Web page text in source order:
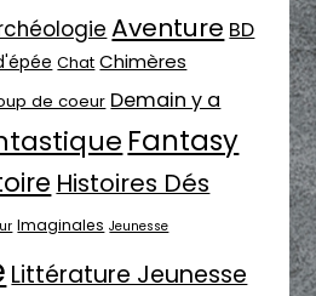
Aventure BD
Chat Chimères
de coeur Demain y a
Fantasy
Histoires Dés
Imaginales Jeunesse
Littérature Jeunesse